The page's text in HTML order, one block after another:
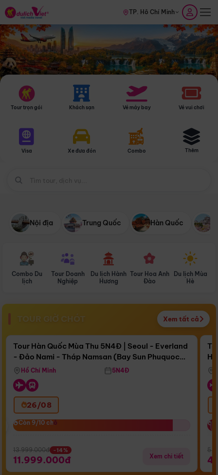
TP. Hồ Chí Minh
Tour trọn gói Khách sạn Vé máy bay Vé vui chơi
Visa Xe đưa đón Combo Thêm
Nội địa Trung Quốc Hàn Quốc
Combo Du
lịch
Tour Doanh
Nghiệp
Du lịch Hành
Hương
Tour Hoa Anh
Đào
Du lịch Mùa
Hè
TOUR GIỜ CHÓT Xem tất cả
Còn17 ngày 09:39:00
Bay Sun Phuquoc Airways
Điểm nổi bật
Tour Hàn Quốc Mùa Thu 5N4Đ | Seoul - Everland
- Đảo Nami - Tháp Namsan (Bay Sun Phuquoc
Airways)
Hồ Chí Minh 5N4Đ
26/08
Còn 9/10 chỗ
Còn 9/10 chỗ
13.999.000đ -14%
11.999.000đ Xem chi tiết